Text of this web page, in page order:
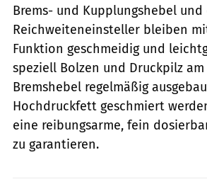
Brems- und Kupplungshebel und
Reichweiteneinsteller bleiben
Funk­tion geschmeidig und
speziell Bolzen und Druckpilz
Bremshebel regelmäßig
Hochdruckfett geschmiert
eine reibungsarme, fein
zu garantieren.